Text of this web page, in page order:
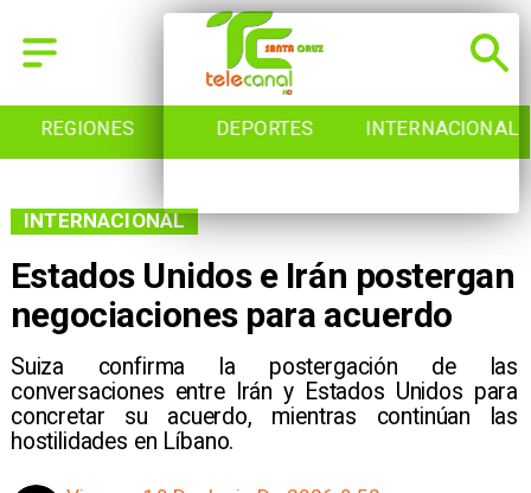
REGIONES DEPORTES INTERNACIONAL
Estados Unidos e Irán postergan
negociaciones para acuerdo
Suiza confirma la postergación de las
conversaciones entre Irán y Estados Unidos para
concretar su acuerdo, mientras continúan las
hostilidades en Líbano.
INTERNACIONAL